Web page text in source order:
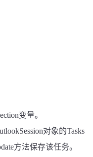
变量。
对象的Tasks
方法保存该任务。